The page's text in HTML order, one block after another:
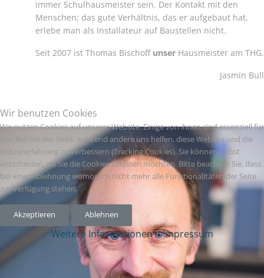
immer Schulhausmeister sein. Der Kontakt mit den
Menschen; das gute Verhältnis, das er aufgebaut hat,
erlebe man als Installateur auf Baustellen nicht.
Seit 2007 ist Thomas Bischoff unser Hausmeister am THG.
Jasmin Bull
Wir benutzen Cookies
Wir nutzen Cookies auf unserer Website. Einige von ihnen sind essenziell für
den Betrieb der Seite, während andere uns helfen, diese Website und die
Nutzererfahrung zu verbessern (Tracking Cookies). Sie können selbst
entscheiden, ob Sie die Cookies zulassen möchten. Bitte beachten Sie, dass
bei einer Ablehnung womöglich nicht mehr alle Funktionalitäten der Seite
zur Verfügung stehen.
Akzeptieren Ablehnen
Weitere Informationen|Impressum